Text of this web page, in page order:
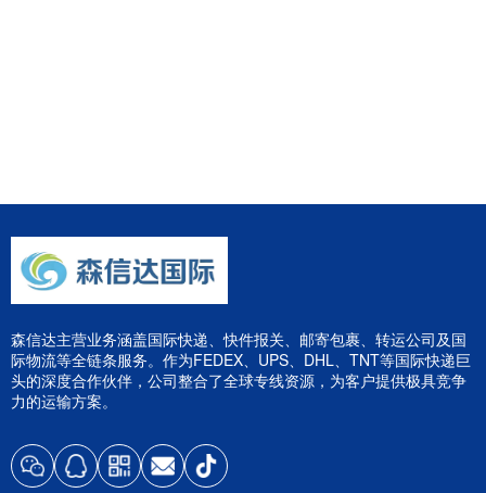
森信达主营业务涵盖国际快递、快件报关、邮寄包裹、转运公司及国
际物流等全链条服务。作为FEDEX、UPS、DHL、TNT等国际快递巨
头的深度合作伙伴，公司整合了全球专线资源，为客户提供极具竞争
力的运输方案。